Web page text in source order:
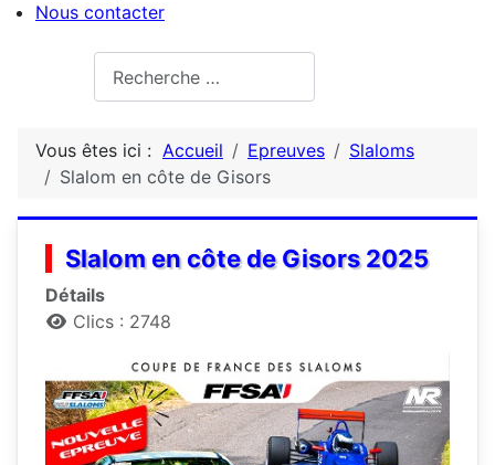
Nous contacter
Vous êtes ici : Accueil Epreuves
Slaloms
Slalom en côte de Gisors
Slalom en côte de Gisors 2025
Détails
Clics : 2748